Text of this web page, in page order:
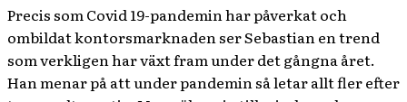
Precis som Covid 19-pandemin har påverkat och
ombildat kontorsmarknaden ser Sebastian en trend
som verkligen har växt fram under det gångna året.
Han menar på att under pandemin så letar allt fler efter